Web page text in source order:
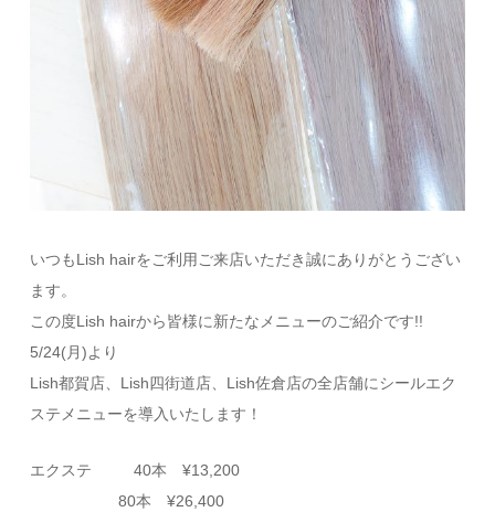
いつもLish hairをご利用ご来店いただき誠にありがとうござい
ます。
この度Lish hairから皆様に新たなメニューのご紹介です!!
5/24(月)より
Lish都賀店、Lish四街道店、Lish佐倉店の全店舗にシールエク
ステメニューを導入いたします！
エクステ 40本 ¥13,200
80本 ¥26,400